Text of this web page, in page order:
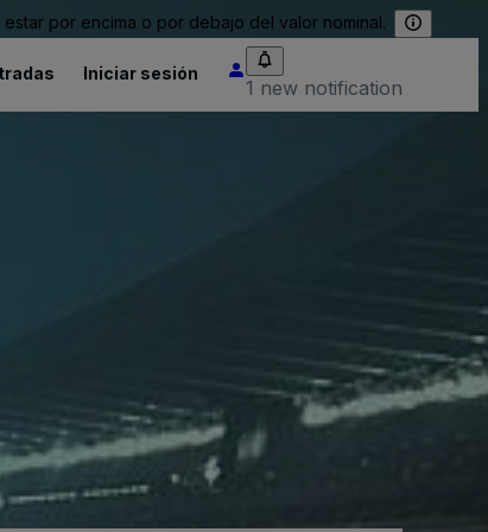
por encima o por debajo del valor nominal.
Iniciar sesión
1 new notification